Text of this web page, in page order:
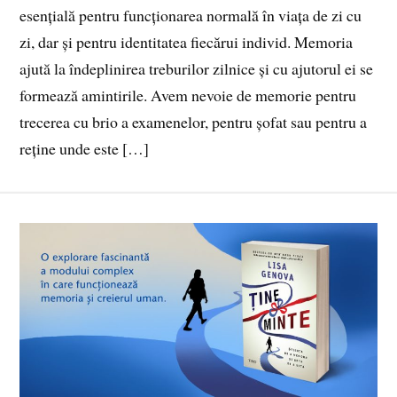
esențială pentru funcționarea normală în viața de zi cu
zi, dar și pentru identitatea fiecărui individ. Memoria
ajută la îndeplinirea treburilor zilnice și cu ajutorul ei se
formează amintirile. Avem nevoie de memorie pentru
trecerea cu brio a examenelor, pentru șofat sau pentru a
reține unde este […]